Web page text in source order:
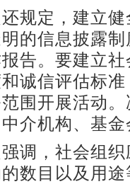
定，建立健
的信息披露
告。要建立
诚信评估标
围开展活动
介机构、基
，社会组织
数目以及用